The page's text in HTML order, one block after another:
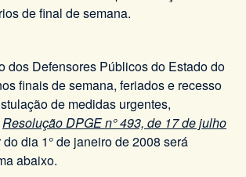
de final de semana.
dos Defensores Públicos do Estado do
finais de semana, feriados e recesso
de medidas urgentes,
Resolução DPGE n° 493, de 17 de julho
do dia 1° de janeiro de 2008 será
abaixo.